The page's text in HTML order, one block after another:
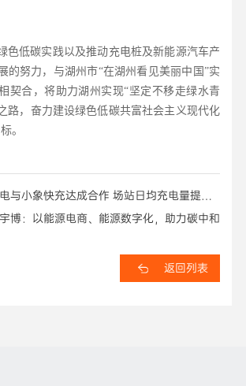
色低碳实践以及推动充电桩及新能源汽车产
的努力，与湖州市“在湖州看见美丽中国”实
契合，将助力湖州实现“坚定不移走绿水青
路，奋力建设绿色低碳共富社会主义现代化
。
与小象快充达成合作 场站日均充电量提升
博：以能源电商、能源数字化，助力碳中和
返回列表